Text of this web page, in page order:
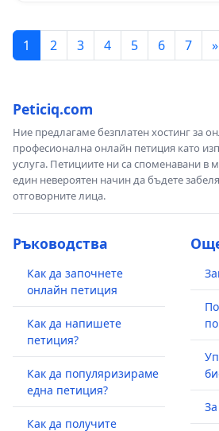
1 2 3 4 5 6 7 »
Peticiq.com
Ние предлагаме безплатен хостинг за
професионална онлайн петиция като
услуга. Петициите ни са споменавани в
един невероятен начин да бъдете
отговорните лица.
Ръководства
Как да започнете
онлайн петиция
Как да напишете
петиция?
Как да популяризираме
една петиция?
Как да получите